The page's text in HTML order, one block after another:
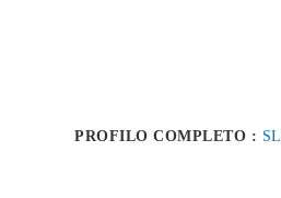
PROFILO COMPLETO :